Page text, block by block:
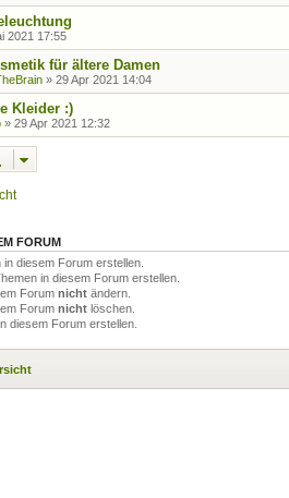
2021 17:55
für ältere Damen
» 29 Apr 2021 14:04
Kleider :)
» 29 Apr 2021 12:32
FORUM
diesem Forum erstellen.
in diesem Forum erstellen.
Forum nicht ändern.
Forum nicht löschen.
diesem Forum erstellen.